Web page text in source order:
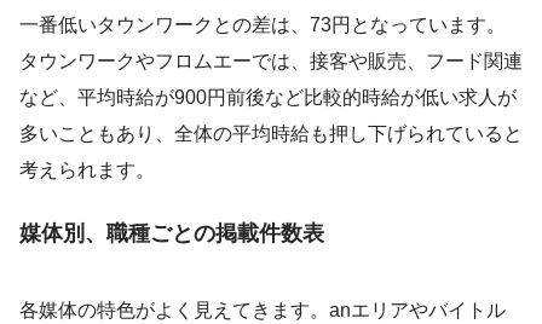
一番低いタウンワークとの差は、73円となっています。
タウンワークやフロムエーでは、接客や販売、フード関連
など、平均時給が900円前後など比較的時給が低い求人が
多いこともあり、全体の平均時給も押し下げられていると
考えられます。
媒体別、職種ごとの掲載件数表
各媒体の特色がよく見えてきます。anエリアやバイトル